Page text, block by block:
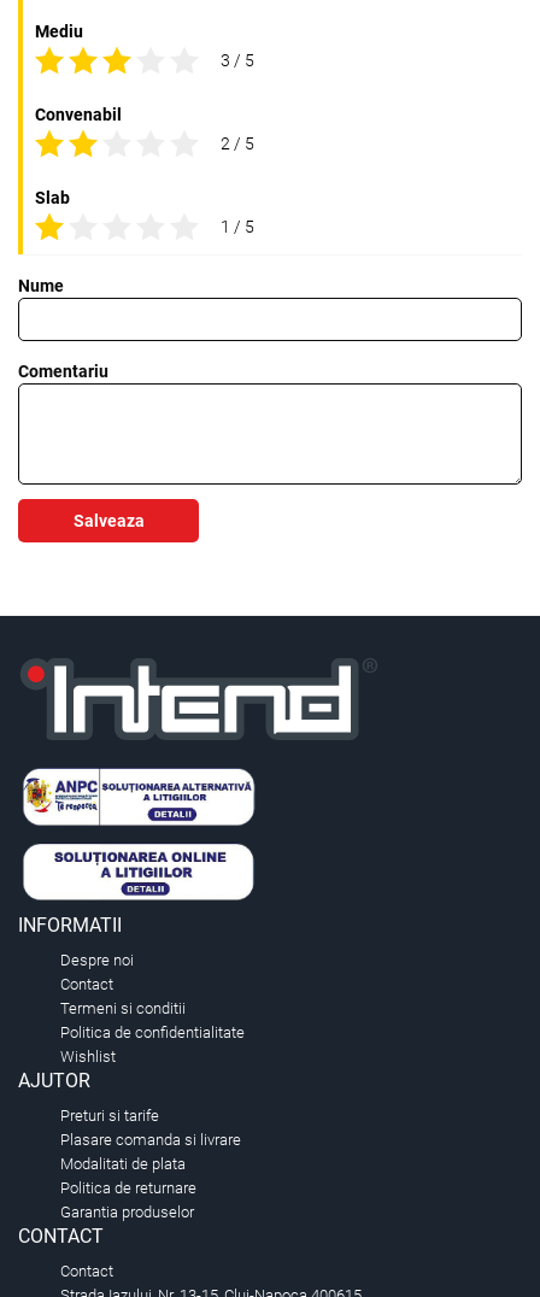
Mediu
3 / 5
Convenabil
2 / 5
Slab
1 / 5
Nume
Comentariu
Salveaza
INFORMATII
Despre noi
Contact
Termeni si conditii
Politica de confidentialitate
Wishlist
AJUTOR
Preturi si tarife
Plasare comanda si livrare
Modalitati de plata
Politica de returnare
Garantia produselor
CONTACT
Contact